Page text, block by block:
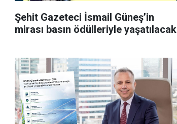
Şehit Gazeteci İsmail Güneş’in
mirası basın ödülleriyle yaşatılacak